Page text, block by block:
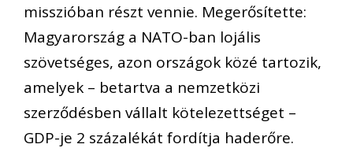
misszióban részt vennie. Megerősítette:
Magyarország a NATO-ban lojális
szövetséges, azon országok közé tartozik,
amelyek – betartva a nemzetközi
szerződésben vállalt kötelezettséget –
GDP-je 2 százalékát fordítja haderőre.